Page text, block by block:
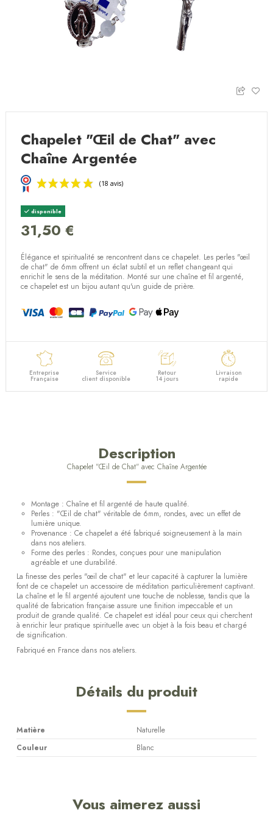
Chapelet "Œil de Chat" avec
Chaîne Argentée
(18 avis)
disponible
31,50 €
Élégance et spiritualité se rencontrent dans ce chapelet. Les perles "œil
de chat" de 6mm offrent un éclat subtil et un reflet changeant qui
enrichit le sens de la méditation. Monté sur une chaîne et fil argenté,
ce chapelet est un bijou autant qu'un guide de prière.
Entreprise
Française
Service
client disponible
Retour
14 jours
Livraison
rapide
Description
Chapelet "Œil de Chat" avec Chaîne Argentée
Montage : Chaîne et fil argenté de haute qualité.
Perles : "Œil de chat" véritable de 6mm, rondes, avec un effet de
lumière unique.
Provenance : Ce chapelet a été fabriqué soigneusement à la main
dans nos ateliers.
Forme des perles : Rondes, conçues pour une manipulation
agréable et une durabilité.
La finesse des perles "œil de chat" et leur capacité à capturer la lumière
font de ce chapelet un accessoire de méditation particulièrement captivant.
La chaîne et le fil argenté ajoutent une touche de noblesse, tandis que la
qualité de fabrication française assure une finition impeccable et un
produit de grande qualité. Ce chapelet est idéal pour ceux qui cherchent
à enrichir leur pratique spirituelle avec un objet à la fois beau et chargé
de signification.
Fabriqué en France dans nos ateliers.
Détails du produit
Matière
Naturelle
Couleur
Blanc
Vous aimerez aussi